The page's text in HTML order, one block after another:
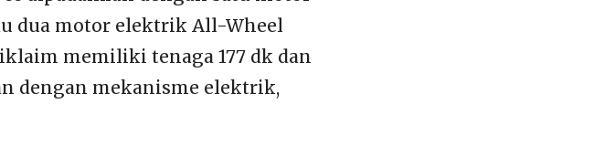
dua motor elektrik All-Wheel
memiliki tenaga 177 dk dan
dengan mekanisme elektrik,